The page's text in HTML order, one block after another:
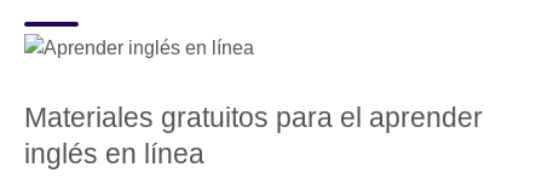
Materiales gratuitos para el aprender
inglés en línea